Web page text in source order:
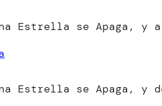
Estrella se Apaga, y
Estrella se Apaga, y